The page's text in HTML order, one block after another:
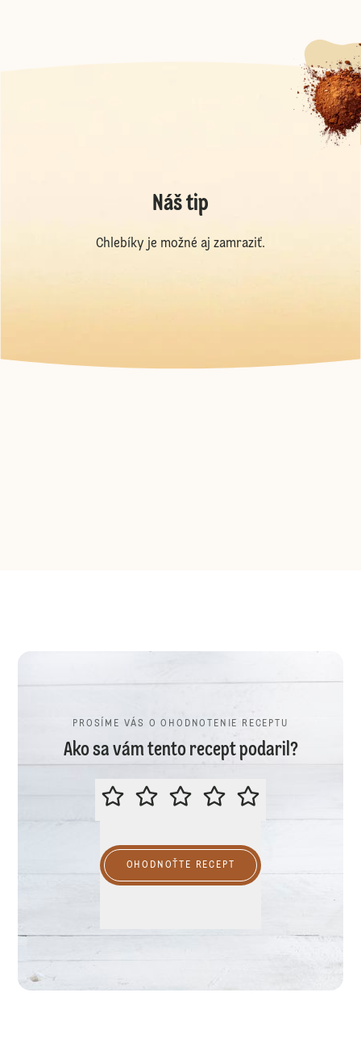
Náš tip
Chlebíky je možné aj zamraziť.
PROSÍME VÁS O OHODNOTENIE RECEPTU
Ako sa vám tento recept podaril?
PROSÍME VÁS O OHODNOTENIE
OHODNOŤTE RECEPT